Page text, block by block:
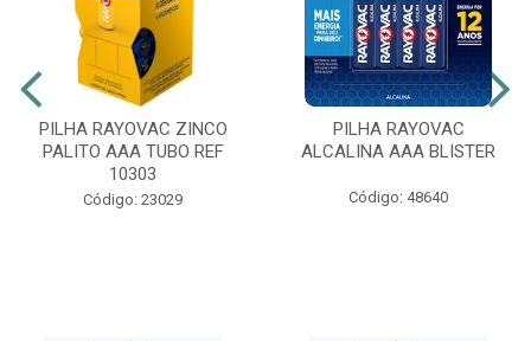
PILHA RAYOVAC ZINCO
PALITO AAA TUBO REF
10303
Código: 23029
PILHA RAYOVAC
ALCALINA AAA BLISTER
Código: 48640